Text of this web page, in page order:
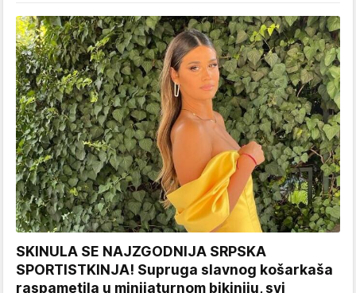
SKINULA SE NAJZGODNIJA SRPSKA
SPORTISTKINJA! Supruga slavnog košarkaša
raspametila u minijaturnom bikiniju, svi